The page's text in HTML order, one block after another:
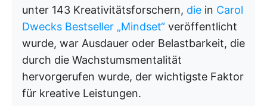
unter 143 Kreativitätsforschern, die in Carol
Dwecks Bestseller „Mindset“ veröffentlicht
wurde, war Ausdauer oder Belastbarkeit, die
durch die Wachstumsmentalität
hervorgerufen wurde, der wichtigste Faktor
für kreative Leistungen.